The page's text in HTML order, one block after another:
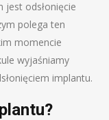
jest odsłonięcie
polega ten
momencie
wyjaśniamy
implantu.